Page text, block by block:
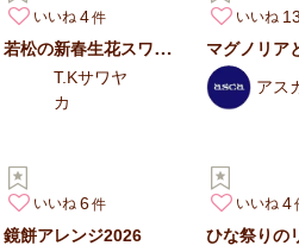
いいね 4
若松の新春生花スワッグ
T.Kサワヤ
カ
いいね 13
アス
いいね 6
鏡餅アレンジ2026
いいね 4
ひな祭りの